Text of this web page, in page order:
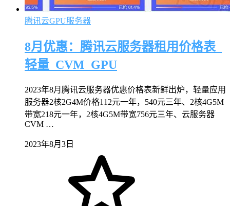
腾讯云GPU服务器
8月优惠：腾讯云服务器租用价格表_
轻量_CVM_GPU
2023年8月腾讯云服务器优惠价格表新鲜出炉，轻量应用
服务器2核2G4M价格112元一年，540元三年、2核4G5M
带宽218元一年，2核4G5M带宽756元三年、云服务器
CVM …
2023年8月3日